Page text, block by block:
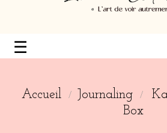
Basculer
☰
Accueil Journaling
Box